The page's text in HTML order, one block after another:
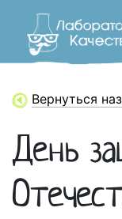
Вернуться
День